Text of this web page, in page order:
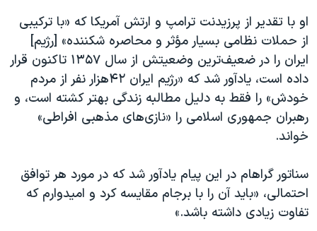
همایش محافظه‌کاران آمریکا «سی‌پک»
صفحه‌های ویژه
سفر پرزیدنت ترامپ به چین
او با تقدیر از پرزیدنت ترامپ و ارتش آمریکا که «با ترکیبی
از حملات نظامی بسیار مؤثر و محاصره‌ شکننده» [رژیم]
ایران را در ضعیف‌ترین وضعیتش از سال ۱۳۵۷ تاکنون قرار
داده است، یادآور شد که «رژیم ایران ۴۲هزار نفر از مردم
خودش» را فقط به دلیل مطالبه زندگی بهتر کشته است، و
رهبران جمهوری اسلامی را «نازی‌های مذهبی افراطی»
خواند.
سناتور گراهام در این پیام یادآور شد که در مورد هر توافق
احتمالی، «باید آن را با برجام مقایسه کرد و امیدوارم که
تفاوت زیادی داشته باشد.»